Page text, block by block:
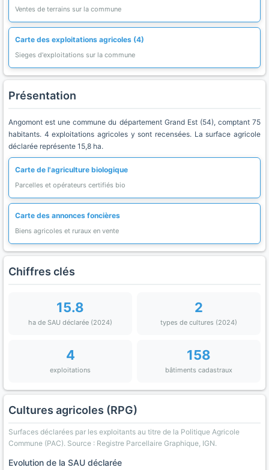
Ventes de terrains sur la commune
Carte des exploitations agricoles (4)
Sieges d'exploitations sur la commune
Présentation
Angomont est une commune du département Grand Est (54), comptant 75
habitants. 4 exploitations agricoles y sont recensées. La surface agricole
déclarée représente 15,8 ha.
Carte de l'agriculture biologique
Parcelles et opérateurs certifiés bio
Carte des annonces foncières
Biens agricoles et ruraux en vente
Chiffres clés
15.8
ha de SAU déclarée (2024)
2
types de cultures (2024)
4
exploitations
158
bâtiments cadastraux
Cultures agricoles (RPG)
Surfaces déclarées par les exploitants au titre de la Politique Agricole
Commune (PAC). Source : Registre Parcellaire Graphique, IGN.
Evolution de la SAU déclarée